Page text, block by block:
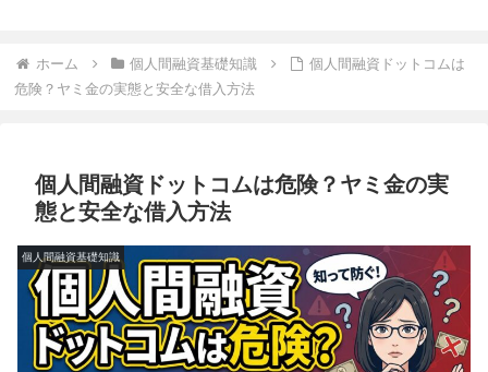
ホーム 個人間融資基礎知識
個人間融資ドットコムは
危険？ヤミ金の実態と安全な借入方法
個人間融資ドットコムは危険？ヤミ金の実
態と安全な借入方法
個人間融資基礎知識